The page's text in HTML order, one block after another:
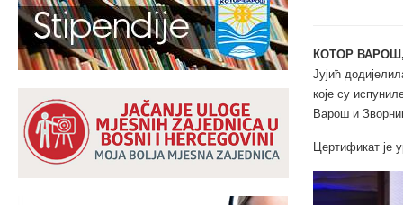
КОТОР
Јујић
које су
Варош и
Цертификат је